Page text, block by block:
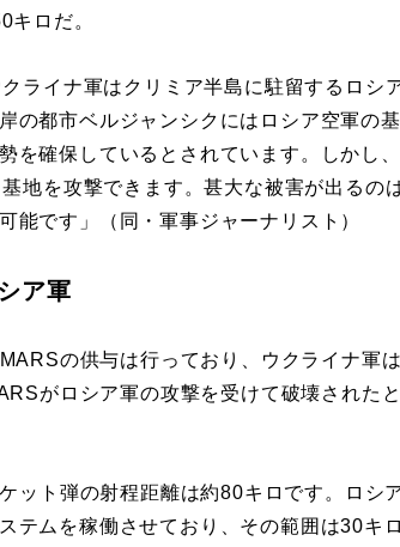
キロだ。
ライナ軍はクリミア半島に駐留するロシ
の都市ベルジャンシクにはロシア空軍の
を確保しているとされています。しかし
地を攻撃できます。甚大な被害が出るの
能です」（同・軍事ジャーナリスト）
ア軍
の供与は行っており、ウクライナ軍
がロシア軍の攻撃を受けて破壊された
ット弾の射程距離は約80キロです。ロシ
テムを稼働させており、その範囲は30キ